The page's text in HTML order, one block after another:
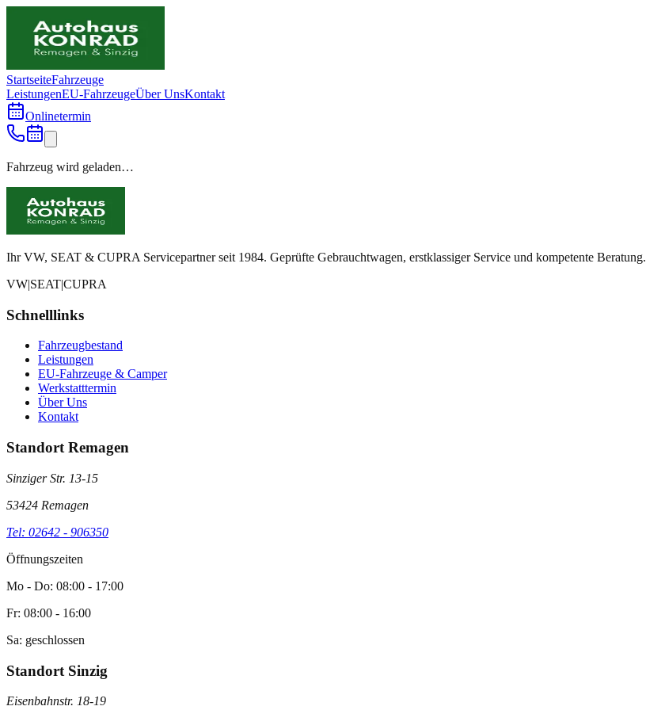
StartseiteFahrzeuge
LeistungenEU-FahrzeugeÜber UnsKontakt
Onlinetermin
Fahrzeug wird geladen…
Ihr VW, SEAT & CUPRA Servicepartner seit 1984. Geprüfte Gebrauchtwagen, erstklassiger Service und kompetente Beratung.
VW|SEAT|CUPRA
Schnelllinks
Fahrzeugbestand
Leistungen
EU-Fahrzeuge & Camper
Werkstatttermin
Über Uns
Kontakt
Standort Remagen
Sinziger Str. 13-15
53424 Remagen
Tel: 02642 - 906350
Öffnungszeiten
Mo - Do: 08:00 - 17:00
Fr: 08:00 - 16:00
Sa: geschlossen
Standort Sinzig
Eisenbahnstr. 18-19